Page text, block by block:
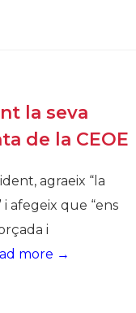
la seva
de la CEOE
agraeix “la
afegeix que “ens
i
more →